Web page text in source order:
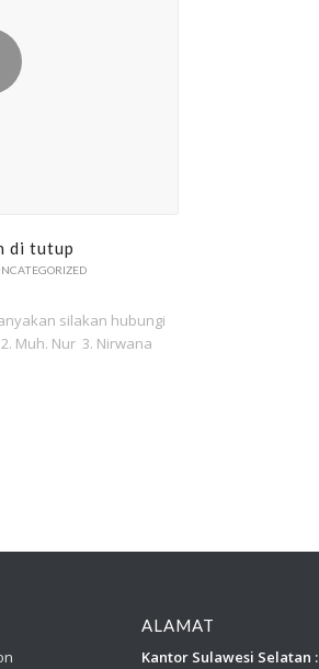
di tutup
silakan hubungi
Muh. Nur 3. Nirwana
ALAMAT
Kantor Sulawesi Selatan :